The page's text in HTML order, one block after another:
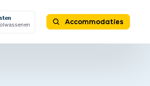
Accommodaties